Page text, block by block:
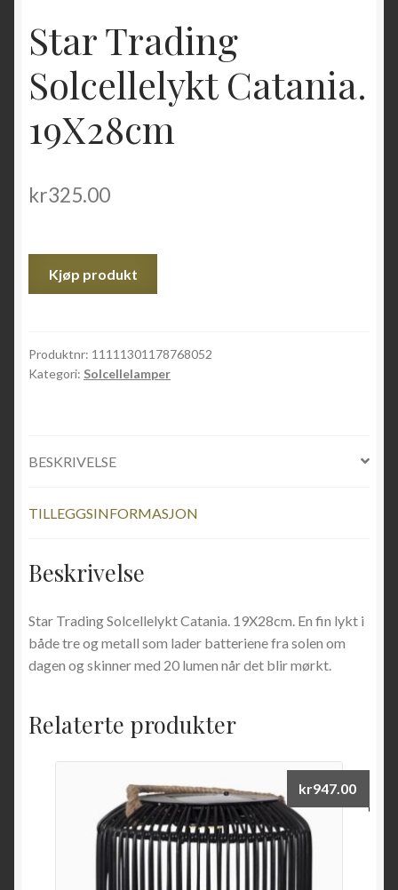
Star Trading
Solcellelykt Catania.
19X28cm
kr325.00
Kjøp produkt
Produktnr: 11111301178768052
Kategori: Solcellelamper
BESKRIVELSE
TILLEGGSINFORMASJON
Beskrivelse
Star Trading Solcellelykt Catania. 19X28cm. En fin lykt i
både tre og metall som lader batteriene fra solen om
dagen og skinner med 20 lumen når det blir mørkt.
Relaterte produkter
kr947.00